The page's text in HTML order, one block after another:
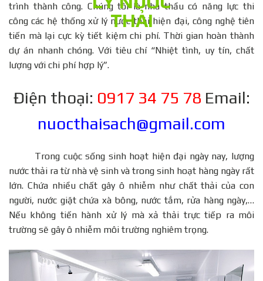
trình thành công. Chúng tôi là nhà thầu có năng lực thi
công các hệ thống xử lý nước thải hiện đại, công nghệ tiên
tiến mà lại cực kỳ tiết kiệm chi phí. Thời gian hoàn thành
dự án nhanh chóng. Với tiêu chí “Nhiệt tình, uy tín, chất
lượng với chi phí hợp lý”.
Điện thoại: 0917 34 75 78 Email:
nuocthaisach@gmail.com
Trong cuộc sống sinh hoạt hiện đại ngày nay, lượng
nước thải ra từ nhà vệ sinh và trong sinh hoạt hàng ngày rất
lớn. Chứa nhiều chất gây ô nhiễm như chất thải của con
người, nước giặt chứa xà bông, nước tắm, rửa hàng ngày,…
Nếu không tiến hành xử lý mà xả thải trực tiếp ra môi
trường sẽ gây ô nhiễm môi trường nghiêm trọng.